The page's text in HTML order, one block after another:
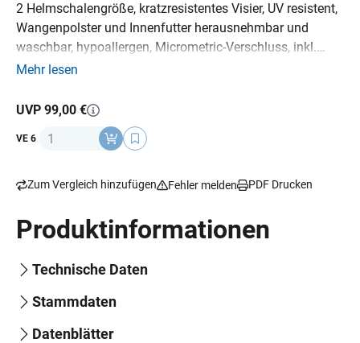
2 Helmschalengröße, kratzresistentes Visier, UV resistent,
Wangenpolster und Innenfutter herausnehmbar und
waschbar, hypoallergen, Micrometric-Verschluss, inkl.
getöntes Zusatzvisier, Material: KPA lackiert, Gewicht:
Mehr lesen
UVP 99,00 €
VE 6 Anzahl
Zum Vergleich hinzufügen Fehler melden PDF Drucken
Produktinformationen
Technische Daten
Stammdaten
Datenblätter